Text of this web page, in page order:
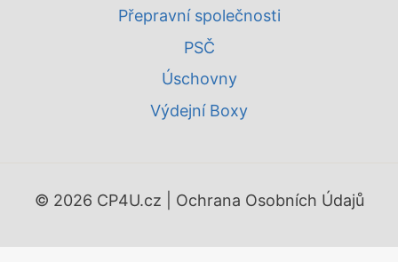
Přepravní společnosti
PSČ
Úschovny
Výdejní Boxy
© 2026 CP4U.cz | Ochrana Osobních Údajů